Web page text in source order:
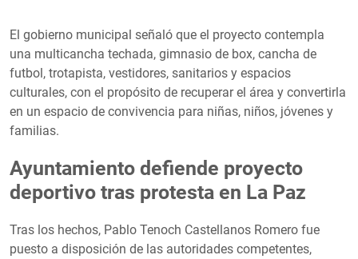
El gobierno municipal señaló que el proyecto contempla
una multicancha techada, gimnasio de box, cancha de
futbol, trotapista, vestidores, sanitarios y espacios
culturales, con el propósito de recuperar el área y convertirla
en un espacio de convivencia para niñas, niños, jóvenes y
familias.
Ayuntamiento defiende proyecto
deportivo tras protesta en La Paz
Tras los hechos, Pablo Tenoch Castellanos Romero fue
puesto a disposición de las autoridades competentes,